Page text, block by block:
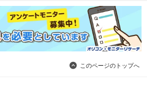
このページのトップへ